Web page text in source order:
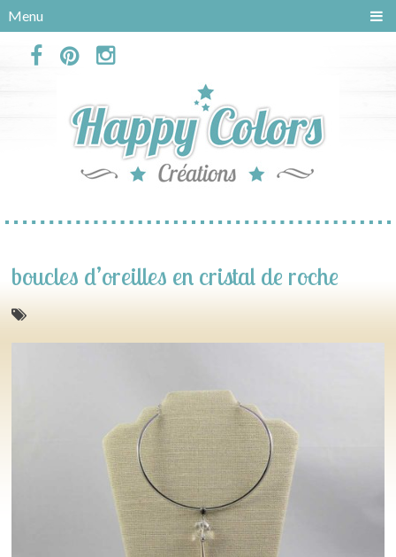
Menu
boucles d’oreilles en cristal de roche
Panneau de gestion des cookies